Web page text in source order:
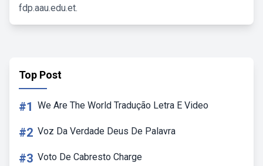
fdp.aau.edu.et.
Top Post
#1 We Are The World Tradução Letra E Video
#2 Voz Da Verdade Deus De Palavra
#3 Voto De Cabresto Charge